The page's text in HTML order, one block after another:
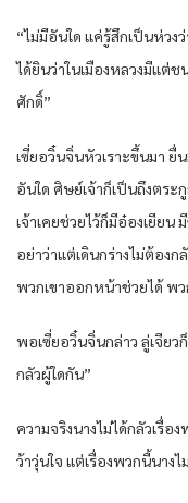
“ไม่มีอันใด แค่รู้สึกเป็นห่วง
ได้ยินว่าในเมืองหลวงมีแต่
ศักดิ์”
เซี่ยอวิ๋นจิ่นหัวเราะขึ้นมา ยื่น
อันใด ศิษย์เจ้าก็เป็นถึงตระ
เจ้าเคยช่วยไว้ก็มีอ๋องเยียน
อย่าว่าแต่เดินกร่างไม่ต้อง
พวกเขาออกหน้าช่วยได้ พว
พอเซี่ยอวิ๋นจิ่นกล่าว ลู่เจียว
กลัวผู้ใดกัน”
ความจริงนางไม่ได้กลัวเรื่อ
ว้าวุ่นใจ แต่เรื่องพวกนี้นาง